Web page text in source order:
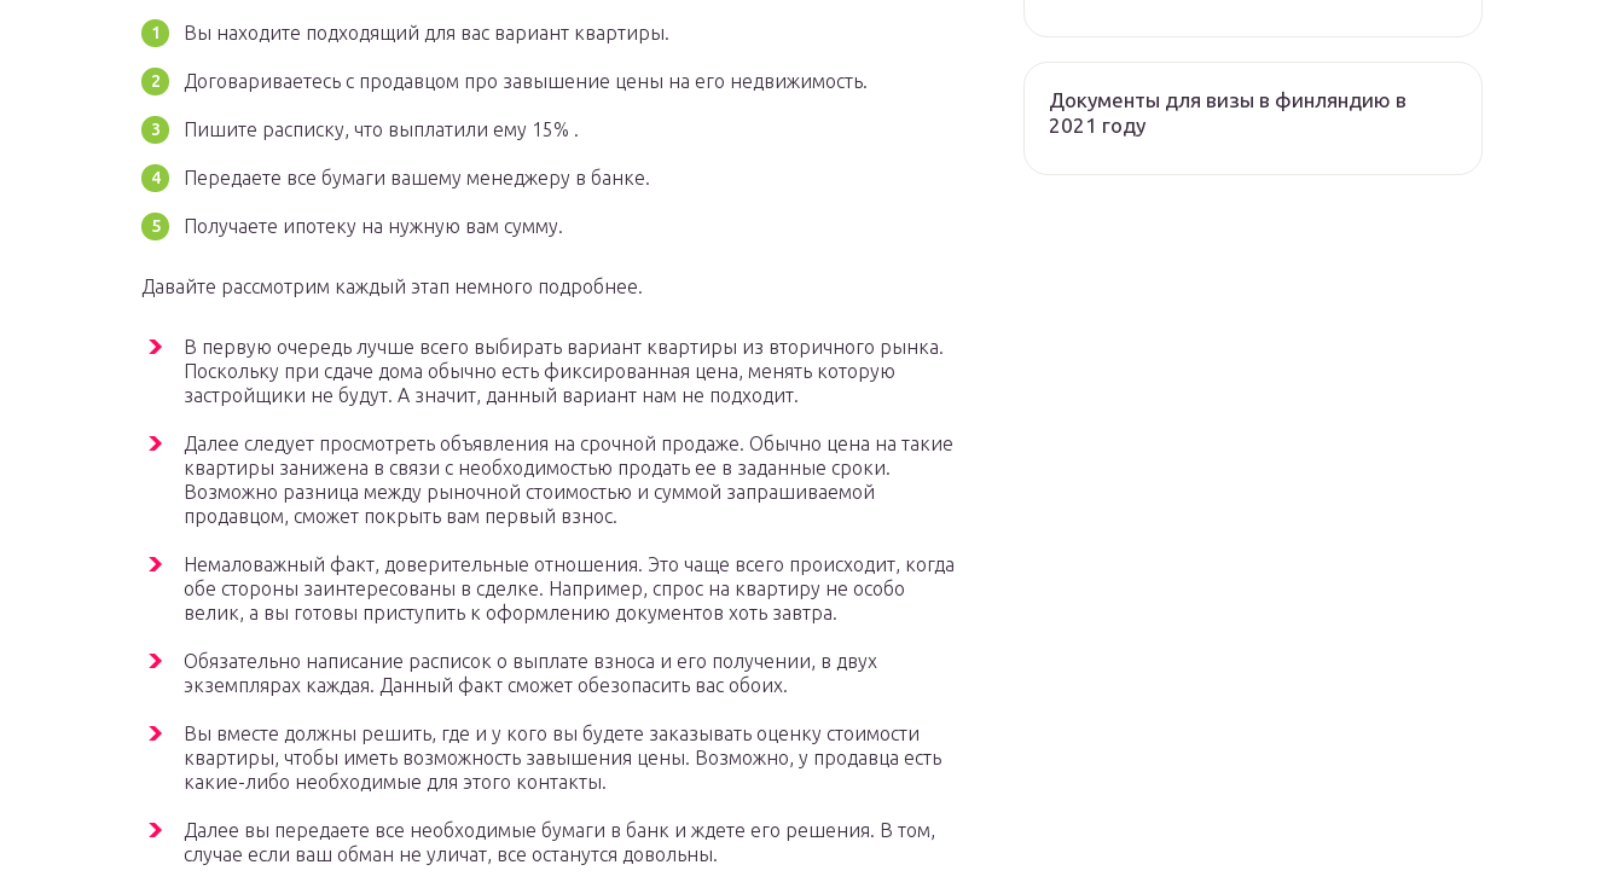
Вы находите подходящий для вас вариант квартиры.
Договариваетесь с продавцом про завышение цены на его недвижимость.
Пишите расписку, что выплатили ему 15% .
Передаете все бумаги вашему менеджеру в банке.
Получаете ипотеку на нужную вам сумму.
Давайте рассмотрим каждый этап немного подробнее.
В первую очередь лучше всего выбирать вариант квартиры из вторичного рынка.
Поскольку при сдаче дома обычно есть фиксированная цена, менять которую
застройщики не будут. А значит, данный вариант нам не подходит.
Далее следует просмотреть объявления на срочной продаже. Обычно цена на такие
квартиры занижена в связи с необходимостью продать ее в заданные сроки.
Возможно разница между рыночной стоимостью и суммой запрашиваемой
продавцом, сможет покрыть вам первый взнос.
Немаловажный факт, доверительные отношения. Это чаще всего происходит, когда
обе стороны заинтересованы в сделке. Например, спрос на квартиру не особо
велик, а вы готовы приступить к оформлению документов хоть завтра.
Обязательно написание расписок о выплате взноса и его получении, в двух
экземплярах каждая. Данный факт сможет обезопасить вас обоих.
Вы вместе должны решить, где и у кого вы будете заказывать оценку стоимости
квартиры, чтобы иметь возможность завышения цены. Возможно, у продавца есть
какие-либо необходимые для этого контакты.
Далее вы передаете все необходимые бумаги в банк и ждете его решения. В том,
случае если ваш обман не уличат, все останутся довольны.
Документы для визы в финляндию в
2021 году